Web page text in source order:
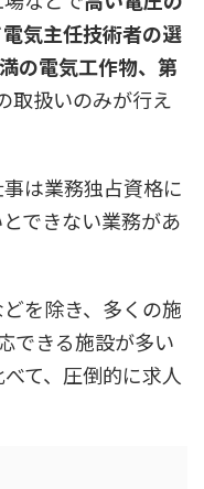
気主任技術者の選
の電気工作物、第
取扱いのみが行え
は業務独占資格に
できない業務があ
を除き、多くの施
できる施設が多い
て、圧倒的に求人